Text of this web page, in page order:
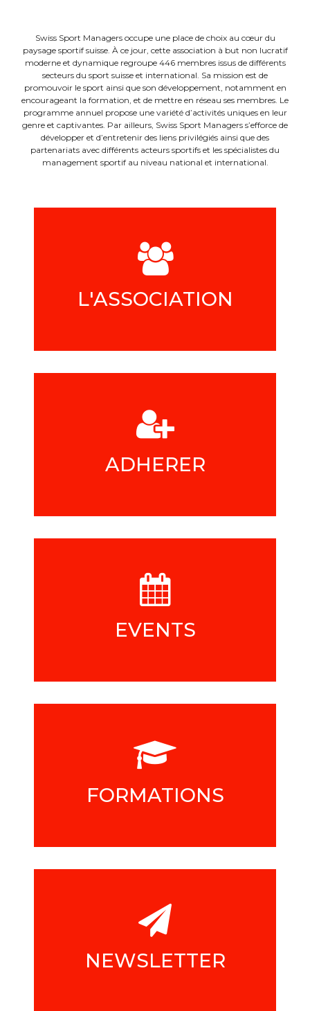
Swiss Sport Managers occupe une place de choix au cœur du
paysage sportif suisse. À ce jour, cette association à but non lucratif
moderne et dynamique regroupe 446 membres issus de différents
secteurs du sport suisse et international. Sa mission est de
promouvoir le sport ainsi que son développement, notamment en
encourageant la formation, et de mettre en réseau ses membres. Le
programme annuel propose une variété d’activités uniques en leur
genre et captivantes. Par ailleurs, Swiss Sport Managers s’efforce de
développer et d’entretenir des liens privilégiés ainsi que des
partenariats avec différents acteurs sportifs et les spécialistes du
management sportif au niveau national et international.
L'ASSOCIATION
ADHERER
EVENTS
FORMATIONS
NEWSLETTER